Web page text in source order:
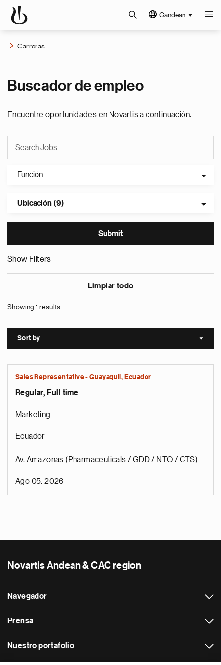
Candean
Carreras
Buscador de empleo
Encuentre oportunidades en Novartis a continuación.
Función
Ubicación (9)
Show Filters
Limpiar todo
Showing 1 results
Sort by Sort
Sales Representative - Guayaquil, Ecuador
Regular, Full time
Marketing
Ecuador
Av. Amazonas (Pharmaceuticals / GDD / NTO / CTS)
Ago 05, 2026
Novartis Andean & CAC region
Navegador
Prensa
Nuestro portafolio